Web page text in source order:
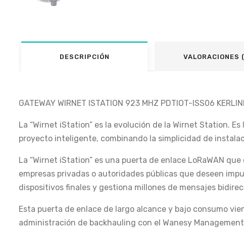
DESCRIPCIÓN VALORACIONES
GATEWAY WIRNET ISTATION 923 MHZ PDTIOT-ISS06
La “Wirnet iStation” es la evolución de la Wirnet Station.
proyecto inteligente, combinando la simplicidad de
La “Wirnet iStation” es una puerta de enlace LoRaWAN
empresas privadas o autoridades públicas que deseen
dispositivos finales y gestiona millones de mensajes
Esta puerta de enlace de largo alcance y bajo consumo
administración de backhauling con el Wanesy